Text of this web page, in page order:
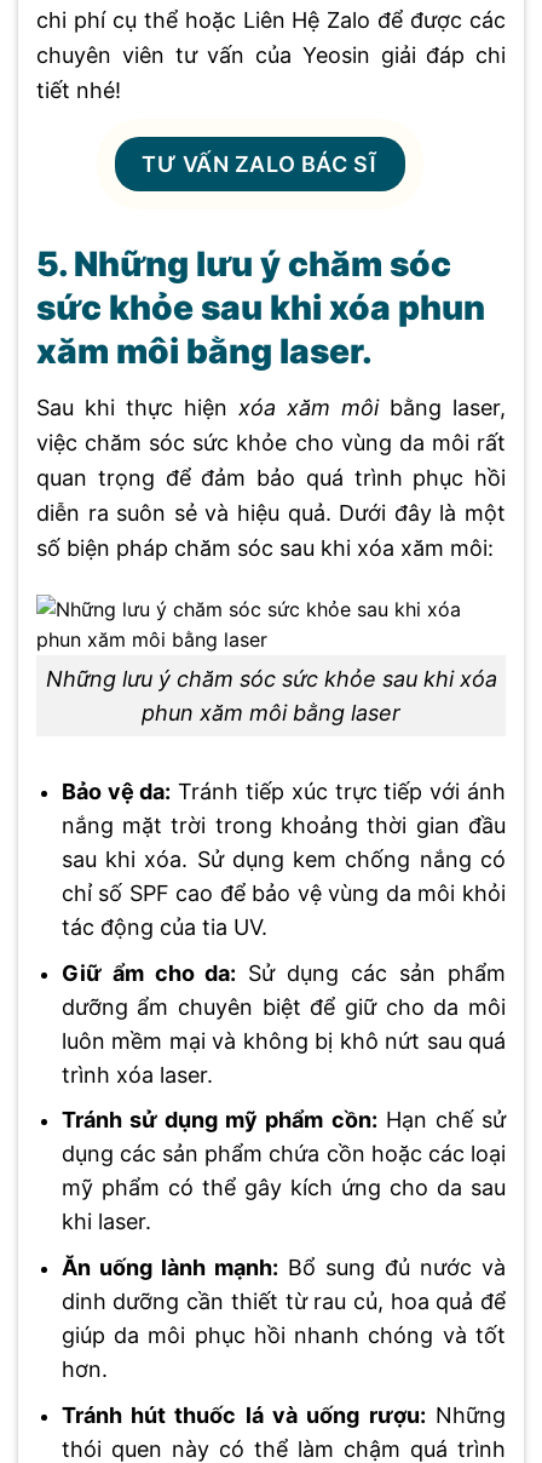
chi phí cụ thể hoặc Liên Hệ Zalo để được các
chuyên viên tư vấn của Yeosin giải đáp chi
tiết nhé!
TƯ VẤN ZALO BÁC SĨ
5. Những lưu ý chăm sóc
sức khỏe sau khi xóa phun
xăm môi bằng laser.
Sau khi thực hiện xóa xăm môibằng laser,
việc chăm sóc sức khỏe cho vùng da môi rất
quan trọng để đảm bảo quá trình phục hồi
diễn ra suôn sẻ và hiệu quả. Dưới đây là một
số biện pháp chăm sóc sau khi xóa xăm môi:
Những lưu ý chăm sóc sức khỏe sau khi xóa
phun xăm môi bằng laser
Bảo vệ da: Tránh tiếp xúc trực tiếp với ánh
nắng mặt trời trong khoảng thời gian đầu
sau khi xóa. Sử dụng kem chống nắng có
chỉ số SPF cao để bảo vệ vùng da môi khỏi
tác động của tia UV.
Giữ ẩm cho da: Sử dụng các sản phẩm
dưỡng ẩm chuyên biệt để giữ cho da môi
luôn mềm mại và không bị khô nứt sau quá
trình xóa laser.
Tránh sử dụng mỹ phẩm cồn: Hạn chế sử
dụng các sản phẩm chứa cồn hoặc các loại
mỹ phẩm có thể gây kích ứng cho da sau
khi laser.
Ăn uống lành mạnh: Bổ sung đủ nước và
dinh dưỡng cần thiết từ rau củ, hoa quả để
giúp da môi phục hồi nhanh chóng và tốt
hơn.
Tránh hút thuốc lá và uống rượu: Những
thói quen này có thể làm chậm quá trình